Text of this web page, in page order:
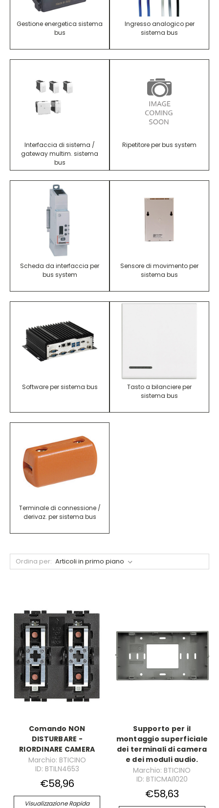
Gestione energetica sistema
bus
Ingresso analogico per
sistema bus
Interfaccia di sistema /
gateway multim. sistema
bus
Ripetitore per bus system
Scheda da interfaccia per
bus system
Sensore di movimento per
sistema bus
Software per sistema bus
Tasto a bilanciere per
sistema bus
Terminale di connessione /
derivaz. per sistema bus
Ordina per:
Comando NON
DISTURBARE -
RIORDINARE CAMERA
Marchio: BTICINO
ID: BTILN4653
€58,96
Visualizzazione Rapida
Supporto per il
montaggio superficiale
dei terminali di camera
e dei moduli audio.
Marchio: BTICINO
ID: BTICMAI1020
€58,63